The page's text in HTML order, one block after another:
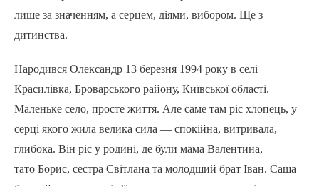
лише за значенням, а серцем, діями, вибором. Ще з
дитинства.
Народився Олександр 13 березня 1994 року в селі
Красилівка, Броварського району, Київської області.
Маленьке село, просте життя. Але саме там ріс хлопець, у
серці якого жила велика сила — спокійна, витривала,
глибока. Він ріс у родині, де були мама Валентина,
тато Борис, сестра Світлана та молодший брат Іван. Саша